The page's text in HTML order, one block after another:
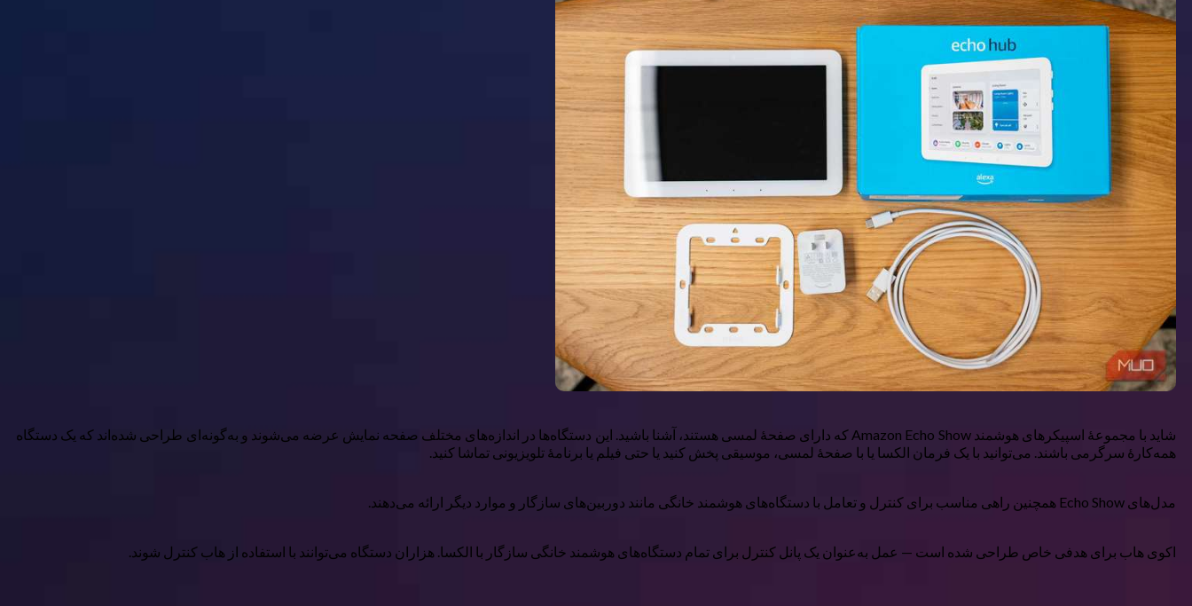
شاید با مجموعهٔ اسپیکرهای هوشمند Amazon Echo Show که دارای صفحهٔ لمسی هستند، آشنا باشید. این دستگاه‌ها در اندازه‌های مختلف صفحه نمایش عرضه می‌شوند و به‌گونه‌ای طراحی شده‌اند که یک دستگاه
همه‌کارهٔ سرگرمی باشند. می‌توانید با یک فرمان الکسا یا با صفحهٔ لمسی، موسیقی پخش کنید یا حتی فیلم یا برنامهٔ تلویزیونی تماشا کنید.
مدل‌های Echo Show همچنین راهی مناسب برای کنترل و تعامل با دستگاه‌های هوشمند خانگی مانند دوربین‌های سازگار و موارد دیگر ارائه می‌دهند.
اکوی هاب برای هدفی خاص طراحی شده است — عمل به‌عنوان یک پانل کنترل برای تمام دستگاه‌های هوشمند خانگی سازگار با الکسا. هزاران دستگاه می‌توانند با استفاده از هاب کنترل شوند.